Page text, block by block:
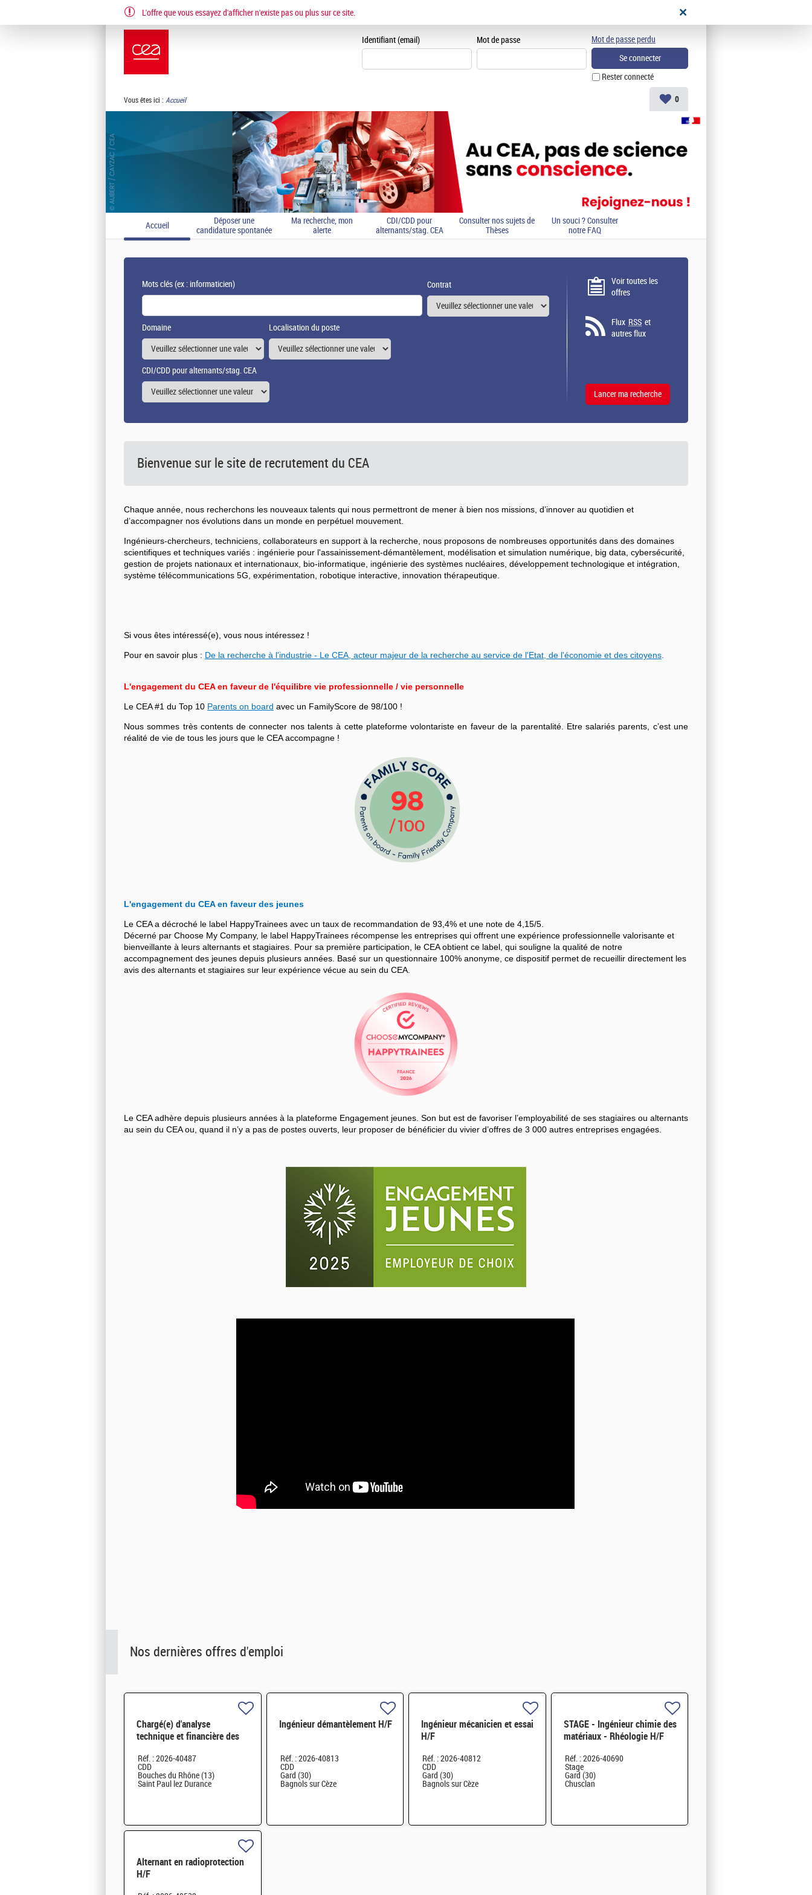
EN FR
Identifiant (email) Mot de passe
Rester connecté
Mot de passe perdu
Vous êtes ici : Accueil 0
Accueil
Déposer une
candidature spontanée
Ma recherche, mon
alerte
CDI/CDD pour
alternants/stag. CEA
Consulter nos sujets de
Thèses
Un souci ? Consulter
notre FAQ
Mots clés(ex : informaticien) Contrat
Domaine Localisation du poste
CDI/CDD pour alternants/stag. CEA
Voir toutes les
offres
Flux RSS et
autres flux
L'offre que vous essayez d'afficher n'existe pas ou plus sur ce site.
Bienvenue sur le site de recrutement du CEA
Chaque année, nous recherchons les nouveaux talents qui nous permettront de mener à bien nos missions, d’innover au quotidien et
d’accompagner nos évolutions dans un monde en perpétuel mouvement.
Ingénieurs-chercheurs, techniciens, collaborateurs en support à la recherche, nous proposons de nombreuses opportunités dans des domaines
scientifiques et techniques variés : ingénierie pour l'assainissement-démantèlement, modélisation et simulation numérique, big data, cybersécurité,
gestion de projets nationaux et internationaux, bio-informatique, ingénierie des systèmes nucléaires, développement technologique et intégration,
système télécommunications 5G, expérimentation, robotique interactive, innovation thérapeutique.
Si vous êtes intéressé(e), vous nous intéressez !
Pour en savoir plus : De la recherche à l'industrie - Le CEA, acteur majeur de la recherche au service de l'Etat, de l'économie et des citoyens.
L'engagement du CEA en faveur de l'équilibre vie professionnelle / vie personnelle
Le CEA #1 du Top 10 Parents on board avec un FamilyScore de 98/100 !
Nous sommes très contents de connecter nos talents à cette plateforme volontariste en faveur de la parentalité. Etre salariés parents, c’est une
réalité de vie de tous les jours que le CEA accompagne !
L'engagement du CEA en faveur des jeunes
Le CEA a décroché le label HappyTrainees avec un taux de recommandation de 93,4% et une note de 4,15/5.
Décerné par Choose My Company, le label HappyTrainees récompense les entreprises qui offrent une expérience professionnelle valorisante et
bienveillante à leurs alternants et stagiaires. Pour sa première participation, le CEA obtient ce label, qui souligne la qualité de notre
accompagnement des jeunes depuis plusieurs années. Basé sur un questionnaire 100% anonyme, ce dispositif permet de recueillir directement les
avis des alternants et stagiaires sur leur expérience vécue au sein du CEA.
Le CEA adhère depuis plusieurs années à la plateforme Engagement jeunes. Son but est de favoriser l’employabilité de ses stagiaires ou alternants
au sein du CEA ou, quand il n’y a pas de postes ouverts, leur proposer de bénéficier du vivier d’offres de 3 000 autres entreprises engagées.
Nos dernières offres d'emploi
Chargé(e) d'analyse
technique et financière des
électromécanique H/F
Réf. : 2026-40487
CDD
Bouches du Rhône (13)
Saint Paul lez Durance
Ingénieur démantèlement H/F
Réf. : 2026-40813
CDD
Gard (30)
Bagnols sur Cèze
Ingénieur mécanicien et essai
H/F
Réf. : 2026-40812
CDD
Gard (30)
Bagnols sur Cèze
STAGE - Ingénieur chimie des
matériaux - Rhéologie H/F
Réf. : 2026-40690
Stage
Gard (30)
Chusclan
Alternant en radioprotection
H/F